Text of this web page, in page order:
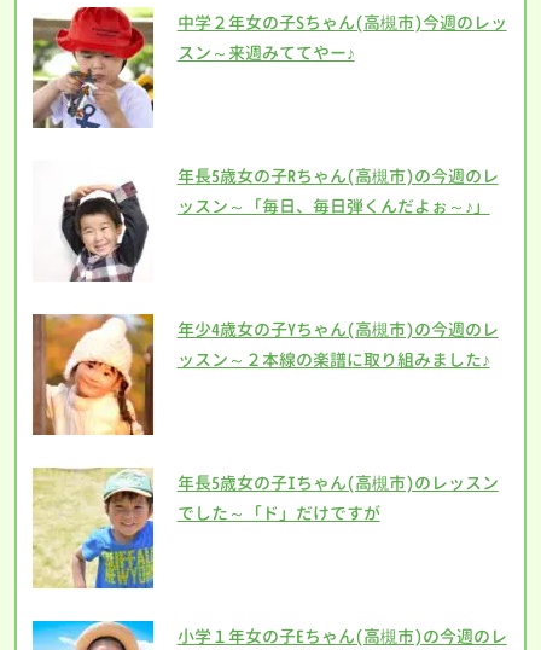
中学２年女の子Sちゃん(高槻市)今週のレッ
スン～来週みててやー♪
年長5歳女の子Rちゃん(高槻市)の今週のレ
ッスン～「毎日、毎日弾くんだよぉ～♪」
年少4歳女の子Yちゃん(高槻市)の今週のレ
ッスン～２本線の楽譜に取り組みました♪
年長5歳女の子Iちゃん(高槻市)のレッスン
でした～「ド」だけですが
小学１年女の子Eちゃん(高槻市)の今週のレ